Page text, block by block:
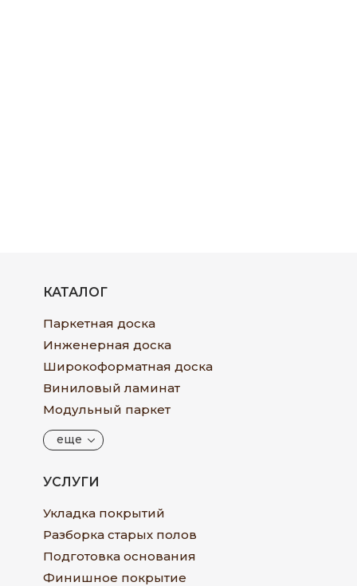
КАТАЛОГ
Паркетная доска
Инженерная доска
Широкоформатная доска
Виниловый ламинат
Модульный паркет
еще
УСЛУГИ
Укладка покрытий
Разборка старых полов
Подготовка основания
Финишное покрытие